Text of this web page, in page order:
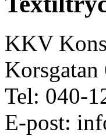
KKV
Tel: 040-
E-post: